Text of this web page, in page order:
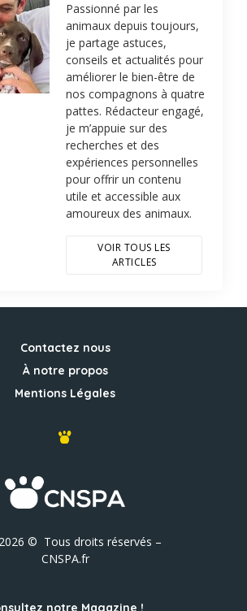
Passionné par les
animaux depuis toujours,
je partage astuces,
conseils et actualités pour
améliorer le bien-être de
nos compagnons à quatre
pattes. Rédacteur engagé,
je m’appuie sur des
recherches et des
expériences personnelles
pour offrir un contenu
utile et accessible aux
amoureux des animaux.
VOIR TOUS LES
ARTICLES
Contactez nous
À notre propos
Mentions Légales
© Tous droits réservés –
CNSPA.fr
notre Magazine !